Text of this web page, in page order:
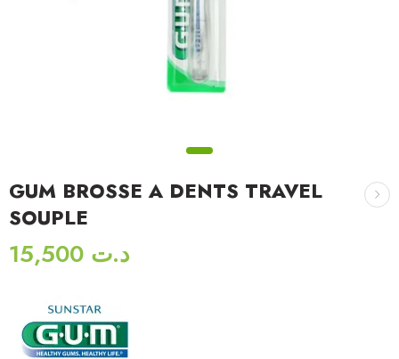
GUM BROSSE A DENTS TRAVEL
SOUPLE
د.ت